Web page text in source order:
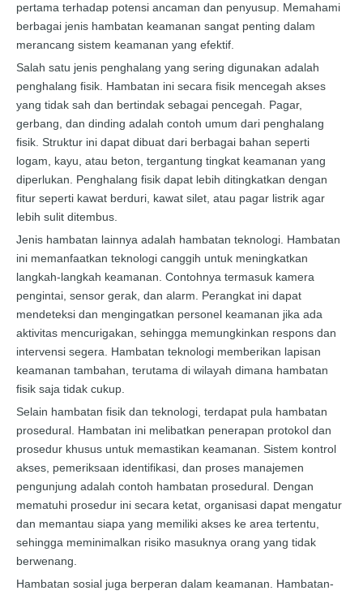
pertama terhadap potensi ancaman dan penyusup. Memahami
berbagai jenis hambatan keamanan sangat penting dalam
merancang sistem keamanan yang efektif.
Salah satu jenis penghalang yang sering digunakan adalah
penghalang fisik. Hambatan ini secara fisik mencegah akses
yang tidak sah dan bertindak sebagai pencegah. Pagar,
gerbang, dan dinding adalah contoh umum dari penghalang
fisik. Struktur ini dapat dibuat dari berbagai bahan seperti
logam, kayu, atau beton, tergantung tingkat keamanan yang
diperlukan. Penghalang fisik dapat lebih ditingkatkan dengan
fitur seperti kawat berduri, kawat silet, atau pagar listrik agar
lebih sulit ditembus.
Jenis hambatan lainnya adalah hambatan teknologi. Hambatan
ini memanfaatkan teknologi canggih untuk meningkatkan
langkah-langkah keamanan. Contohnya termasuk kamera
pengintai, sensor gerak, dan alarm. Perangkat ini dapat
mendeteksi dan mengingatkan personel keamanan jika ada
aktivitas mencurigakan, sehingga memungkinkan respons dan
intervensi segera. Hambatan teknologi memberikan lapisan
keamanan tambahan, terutama di wilayah dimana hambatan
fisik saja tidak cukup.
Selain hambatan fisik dan teknologi, terdapat pula hambatan
prosedural. Hambatan ini melibatkan penerapan protokol dan
prosedur khusus untuk memastikan keamanan. Sistem kontrol
akses, pemeriksaan identifikasi, dan proses manajemen
pengunjung adalah contoh hambatan prosedural. Dengan
mematuhi prosedur ini secara ketat, organisasi dapat mengatur
dan memantau siapa yang memiliki akses ke area tertentu,
sehingga meminimalkan risiko masuknya orang yang tidak
berwenang.
Hambatan sosial juga berperan dalam keamanan. Hambatan-